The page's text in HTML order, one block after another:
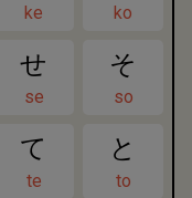
ke ko
せ
se
そ
so
て
te
と
to